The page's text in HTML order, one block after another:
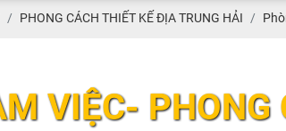
PHONG CÁCH THIẾT KẾ ĐỊA TRUNG HẢI
VIỆC-